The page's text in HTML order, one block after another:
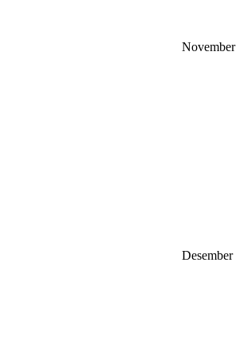
November
Desember